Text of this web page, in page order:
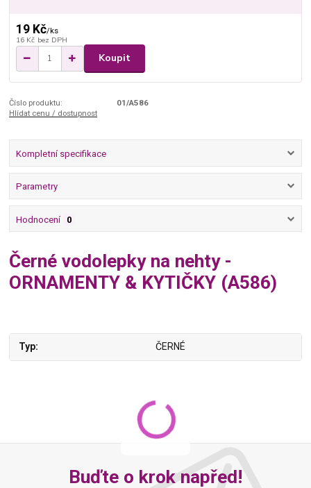
19 Kč/ks
16 Kč bez DPH
Koupit
Číslo produktu:
01/A586
Hlídat cenu / dostupnost
Kompletní specifikace
Parametry
Hodnocení 0
Černé vodolepky na nehty -
ORNAMENTY & KYTIČKY (A586)
Typ ČERNÉ
Buďte o krok napřed!